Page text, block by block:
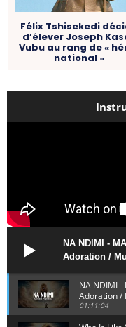
Félix Tshisekedi
d’élever Joseph
Vubu au rang de «
national »
NA NDIMI -
Adoration /
NA NDIMI
Adoration /
01:11:04